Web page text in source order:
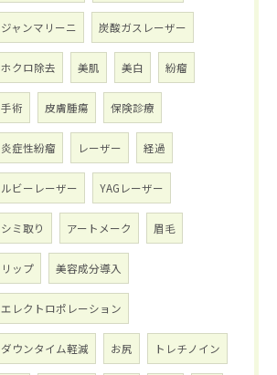
ジャンマリーニ 炭酸ガスレーザー
ホクロ除去 美肌 美白 紛瘤
手術 皮膚腫瘍 保険診療
炎症性紛瘤 レーザー 経過
ルビーレーザー YAGレーザー
シミ取り アートメーク 眉毛
リップ 美容成分導入
エレクトロポレーション
ダウンタイム軽減 お尻 トレチノイン